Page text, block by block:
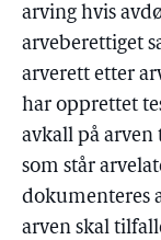
arving hvis
arveberettiget
arverett etter
har opprettet
avkall på
som står
dokumenteres
arven skal